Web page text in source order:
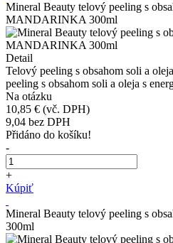
Mineral Beauty telový peeling s
MANDARINKA 300ml
Detail
Telový peeling s obsahom soli a
peeling s obsahom soli a oleja s
Na otázku
10,85 € (vč. DPH)
9,04 bez DPH
Přidáno do košíku!
-
+
Kúpiť
Mineral Beauty telový peeling s
300ml